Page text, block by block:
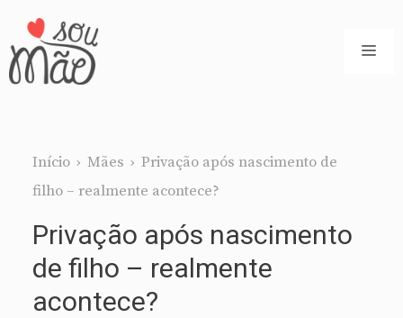
Pular
para
Início › Mães › Privação após nascimento de
filho – realmente acontece?
Privação após nascimento
de filho – realmente
acontece?